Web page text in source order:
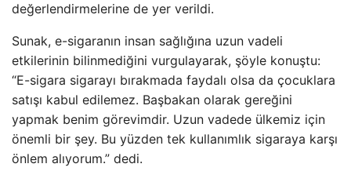
değerlendirmelerine de yer verildi.
Sunak, e-sigaranın insan sağlığına uzun vadeli
etkilerinin bilinmediğini vurgulayarak, şöyle konuştu:
“E-sigara sigarayı bırakmada faydalı olsa da çocuklara
satışı kabul edilemez. Başbakan olarak gereğini
yapmak benim görevimdir. Uzun vadede ülkemiz için
önemli bir şey. Bu yüzden tek kullanımlık sigaraya karşı
önlem alıyorum.” dedi.